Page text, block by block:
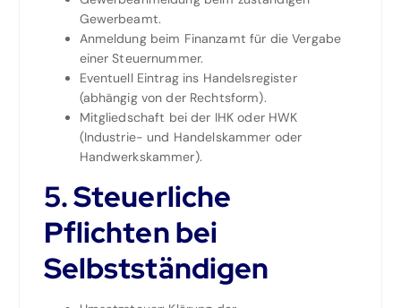
Gewerbeamt.
Anmeldung beim Finanzamt für die Vergabe
einer Steuernummer.
Eventuell Eintrag ins Handelsregister
(abhängig von der Rechtsform).
Mitgliedschaft bei der IHK oder HWK
(Industrie- und Handelskammer oder
Handwerkskammer).
5. Steuerliche
Pflichten bei
Selbstständigen